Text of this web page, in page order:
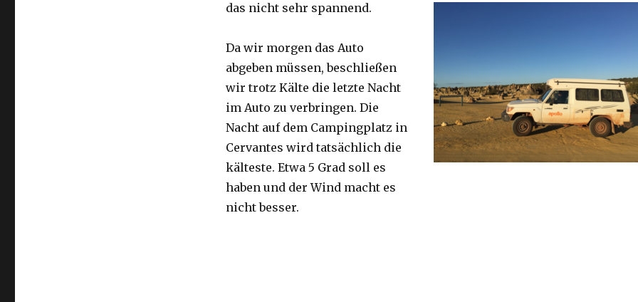
das nicht sehr spannend.
Da wir morgen das Auto
abgeben müssen, beschließen
wir trotz Kälte die letzte Nacht
im Auto zu verbringen. Die
Nacht auf dem Campingplatz in
Cervantes wird tatsächlich die
kälteste. Etwa 5 Grad soll es
haben und der Wind macht es
nicht besser.